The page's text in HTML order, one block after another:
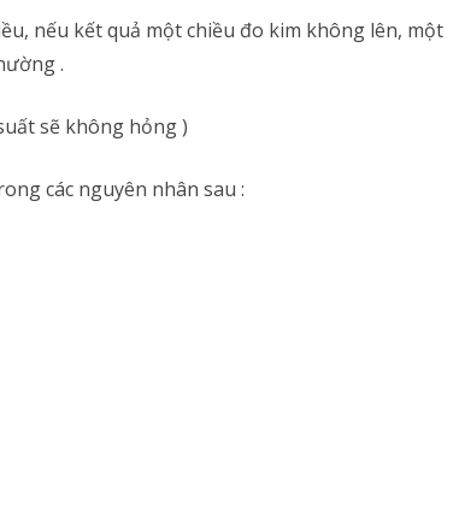
nếu kết quả một chiều đo kim không lên, một
.
sẽ không hỏng )
các nguyên nhân sau :